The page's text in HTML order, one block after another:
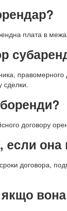
плата в
сделки.
договору
если
договора,